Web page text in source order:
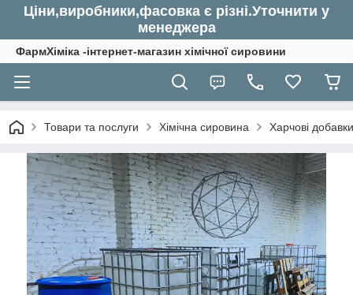
Ціни,виробники,фасовка є різні.Уточнити у
менеджера
ФармХіміка -інтернет-магазин хімічної сировини
Товари та послуги Хімічна сировина Харчові добавки